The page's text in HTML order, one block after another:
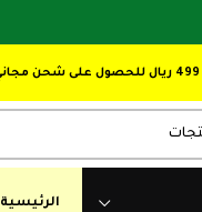
الرئيسية